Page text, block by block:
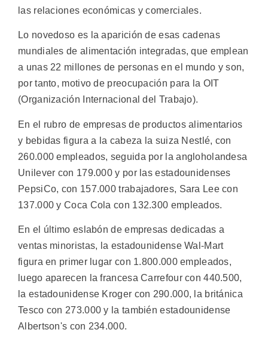
las relaciones económicas y comerciales.
Lo novedoso es la aparición de esas cadenas
mundiales de alimentación integradas, que emplean
a unas 22 millones de personas en el mundo y son,
por tanto, motivo de preocupación para la OIT
(Organización Internacional del Trabajo).
En el rubro de empresas de productos alimentarios
y bebidas figura a la cabeza la suiza Nestlé, con
260.000 empleados, seguida por la angloholandesa
Unilever con 179.000 y por las estadounidenses
PepsiCo, con 157.000 trabajadores, Sara Lee con
137.000 y Coca Cola con 132.300 empleados.
En el último eslabón de empresas dedicadas a
ventas minoristas, la estadounidense Wal-Mart
figura en primer lugar con 1.800.000 empleados,
luego aparecen la francesa Carrefour con 440.500,
la estadounidense Kroger con 290.000, la británica
Tesco con 273.000 y la también estadounidense
Albertson's con 234.000.